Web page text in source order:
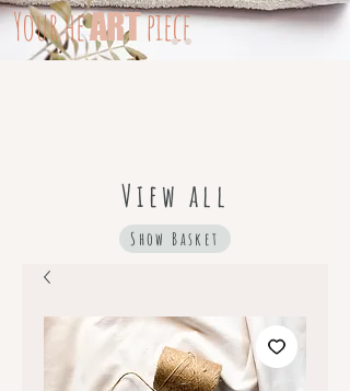
YourheARTpiece
View all
Show Basket